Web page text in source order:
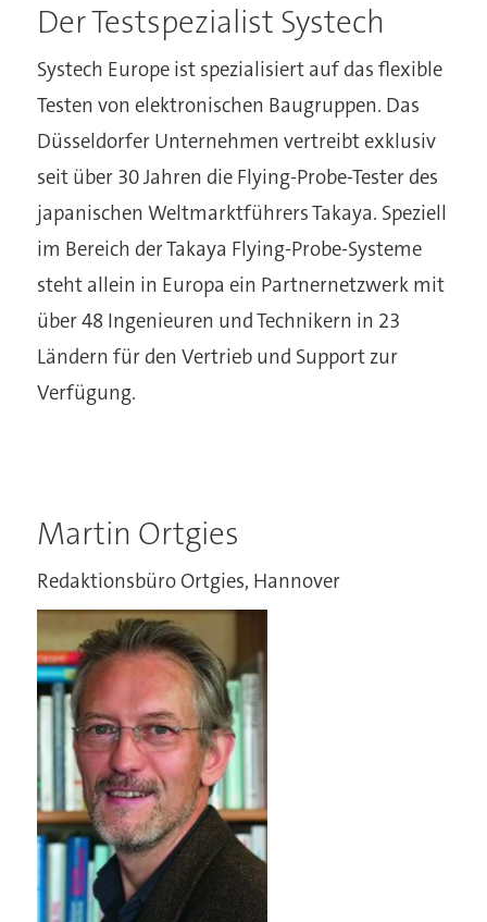
Der Testspezialist Systech
Systech Europe ist spezialisiert auf das flexible
Testen von elektronischen Baugruppen. Das
Düsseldorfer Unternehmen vertreibt exklusiv
seit über 30 Jahren die Flying-Probe-Tester des
japanischen Weltmarktführers Takaya. Speziell
im Bereich der Takaya Flying-Probe-Systeme
steht allein in Europa ein Partnernetzwerk mit
über 48 Ingenieuren und Technikern in 23
Ländern für den Vertrieb und Support zur
Verfügung.
Martin Ortgies
Redaktionsbüro Ortgies, Hannover